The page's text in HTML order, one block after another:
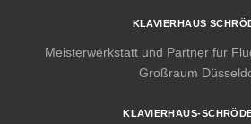
KLAVIERHAUS
Meisterwerkstatt und Partner für
Großraum
KLAVIERHAUS-